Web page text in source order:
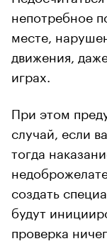
непотребное
месте,
движения,
играх.
При этом
случай, если
тогда
создать
будут
проверка